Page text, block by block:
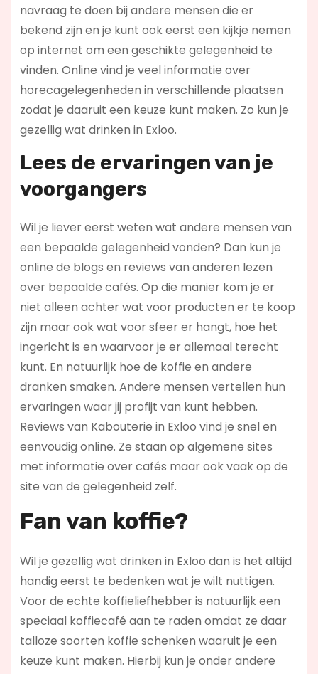
navraag te doen bij andere mensen die er
bekend zijn en je kunt ook eerst een kijkje nemen
op internet om een geschikte gelegenheid te
vinden. Online vind je veel informatie over
horecagelegenheden in verschillende plaatsen
zodat je daaruit een keuze kunt maken. Zo kun je
gezellig wat drinken in Exloo.
Lees de ervaringen van je
voorgangers
Wil je liever eerst weten wat andere mensen van
een bepaalde gelegenheid vonden? Dan kun je
online de blogs en reviews van anderen lezen
over bepaalde cafés. Op die manier kom je er
niet alleen achter wat voor producten er te koop
zijn maar ook wat voor sfeer er hangt, hoe het
ingericht is en waarvoor je er allemaal terecht
kunt. En natuurlijk hoe de koffie en andere
dranken smaken. Andere mensen vertellen hun
ervaringen waar jij profijt van kunt hebben.
Reviews van Kabouterie in Exloo vind je snel en
eenvoudig online. Ze staan op algemene sites
met informatie over cafés maar ook vaak op de
site van de gelegenheid zelf.
Fan van koffie?
Wil je gezellig wat drinken in Exloo dan is het altijd
handig eerst te bedenken wat je wilt nuttigen.
Voor de echte koffieliefhebber is natuurlijk een
speciaal koffiecafé aan te raden omdat ze daar
talloze soorten koffie schenken waaruit je een
keuze kunt maken. Hierbij kun je onder andere